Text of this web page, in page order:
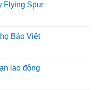
Flying Spur
Bảo Việt
lao động